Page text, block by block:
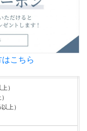
こちら
）
上）